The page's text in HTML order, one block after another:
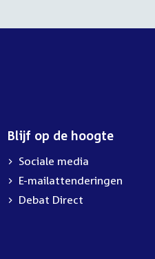
Blijf op de hoogte
Sociale media
E-mailattenderingen
Debat Direct